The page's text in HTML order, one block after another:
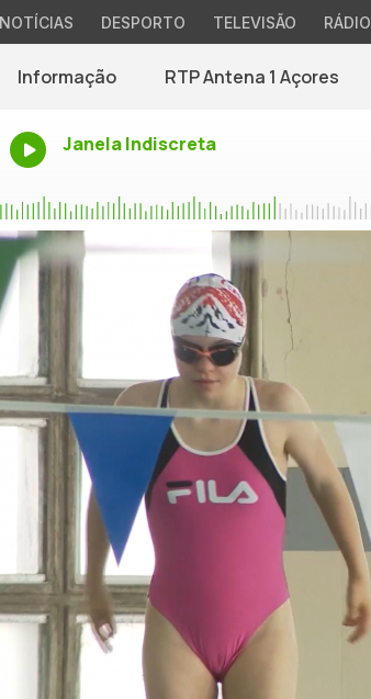
NOTÍCIAS DESPORTO TELEVISÃO RÁDIO
Informação RTP Antena 1 Açores
Janela Indiscreta